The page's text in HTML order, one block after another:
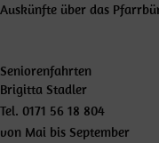
Auskünfte über das
Seniorenfahrten
Brigitta Stadler
Tel. 0171 56 18 804
von Mai bis September